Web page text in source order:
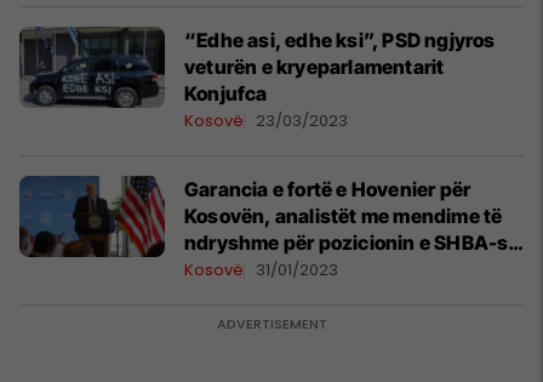
“Edhe asi, edhe ksi”, PSD ngjyros
veturën e kryeparlamentarit
Konjufca
Kosovë 23/03/2023
Garancia e fortë e Hovenier për
Kosovën, analistët me mendime të
ndryshme për pozicionin e SHBA-së
në dialog
Kosovë 31/01/2023